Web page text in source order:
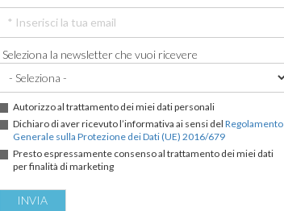
Seleziona la newsletter che vuoi ricevere
Autorizzo al trattamento dei miei dati personali
Dichiaro di aver ricevuto l’informativa ai sensi del Regolamento
Generale sulla Protezione dei Dati (UE) 2016/679
Presto espressamente consenso al trattamento dei miei dati
per finalità di marketing